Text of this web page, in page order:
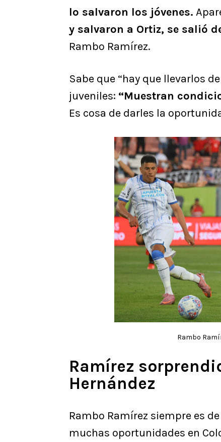
lo salvaron los jóvenes.
y salvaron a Ortiz, se salió
Rambo Ramírez.
Sabe que “hay que llevarlos
juveniles: “Muestran
Es cosa de darles la
Rambo
Ramírez
Hernández
Rambo Ramírez siempre es
muchas oportunidades en